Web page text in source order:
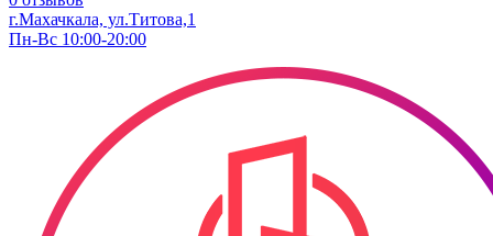
г.Махачкала, ул.Титова,1
Пн-Вс 10:00-20:00